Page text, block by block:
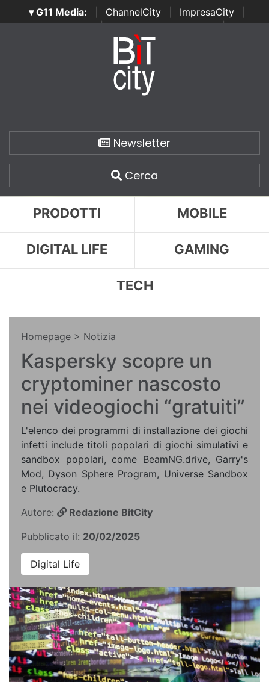
▾ G11 Media: ChannelCity ImpresaCity
SecurityOpenLab | Italian Channel Awards | Italian
Italian Security Awards
Newsletter
Cerca
PRODOTTI MOBILE
DIGITAL LIFE GAMING
TECH
Homepage > Notizia
Kaspersky scopre un
cryptominer nascosto
nei videogiochi “gratuiti”
L'elenco dei programmi di installazione dei giochi
infetti include titoli popolari di giochi simulativi e
sandbox popolari, come BeamNG.drive, Garry's
Mod, Dyson Sphere Program, Universe Sandbox
e Plutocracy.
Autore:
Redazione BitCity
Pubblicato il: 20/02/2025
Digital Life